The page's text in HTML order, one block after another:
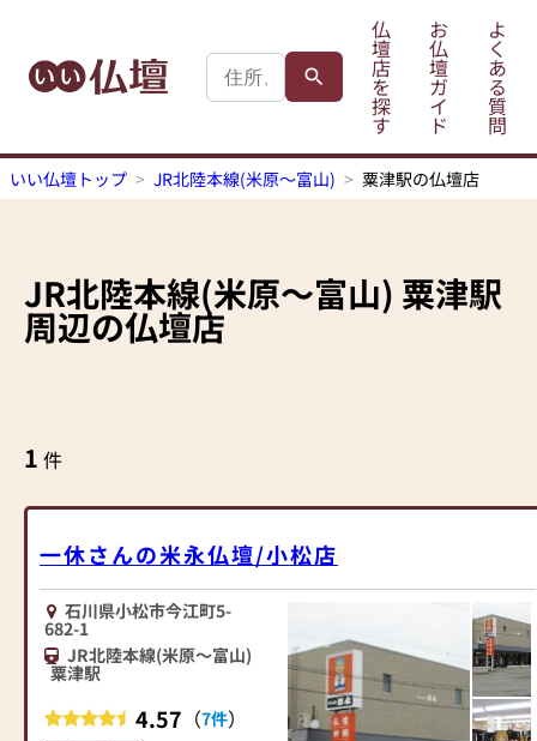
仏
壇
店
を
探
す
お
仏
壇
ガ
イ
ド
よ
く
あ
る
質
問
いい仏壇トップ JR北陸本線(米原～富山) 粟津駅の仏壇店
JR北陸本線(米原～富山) 粟津駅
周辺の仏壇店
1 件
一休さんの米永仏壇/小松店
石川県小松市今江町5-
682-1
JR北陸本線(米原～富山)
粟津駅
4.57 （7件）